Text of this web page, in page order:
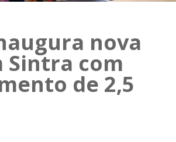
nova
Sintra com
de 2,5